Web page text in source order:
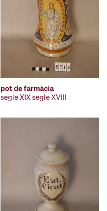
pot de farmàcia
segle XIX segle XVIII